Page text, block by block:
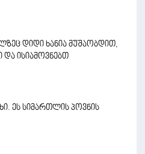
დიდი ხანია მუშაობდით,
და ისიამოვნებთ
ეს სიმართლის პოვნის